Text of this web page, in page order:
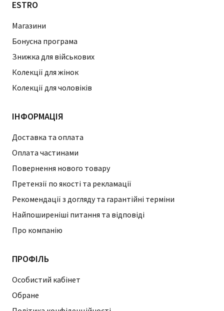
ESTRO
Магазини
Бонусна програма
Знижка для військових
Колекції для жінок
Колекції для чоловіків
ІНФОРМАЦІЯ
Доставка та оплата
Оплата частинами
Повернення нового товару
Претензії по якості та рекламації
Рекомендації з догляду та гарантійні терміни
Найпоширеніші питання та відповіді
Про компанію
ПРОФІЛЬ
Особистий кабінет
Обране